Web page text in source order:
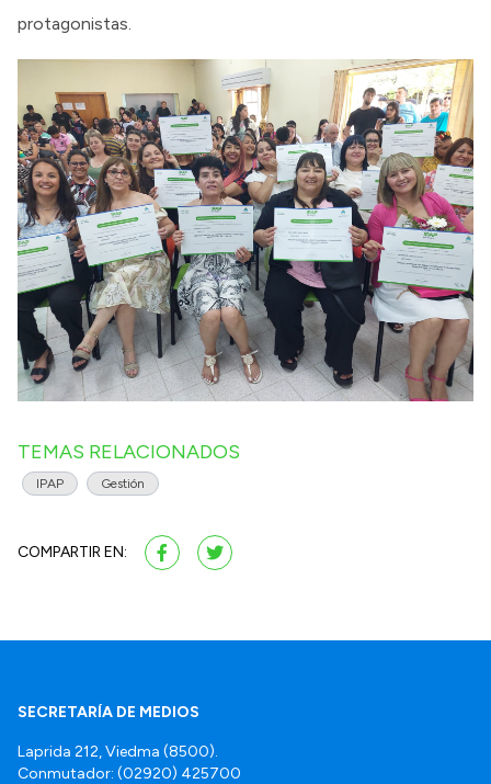
protagonistas.
TEMAS RELACIONADOS
IPAP Gestión
COMPARTIR EN:
SECRETARÍA DE MEDIOS
Laprida 212, Viedma (8500).
Conmutador: (02920) 425700